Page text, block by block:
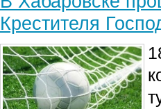
Крестителя